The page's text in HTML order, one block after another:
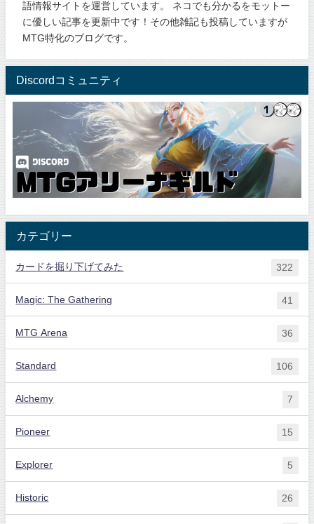
語情報サイトを運営しています。 ネコでも分かるをモットー
に優しい記事を更新中です！その他雑記も投稿していますが
MTG特化のブログです。
Discordコミュニティ
カテゴリー
カードを掘り下げてみた 322
Magic: The Gathering 41
MTG Arena 36
Standard 106
Alchemy 7
Pioneer 15
Explorer 5
Historic 26